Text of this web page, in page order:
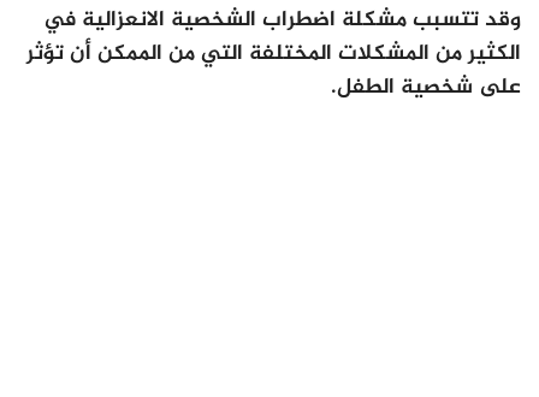
وقد تتسبب مشكلة اضطراب الشخصية الانعزالية في
الكثير من المشكلات المختلفة التي من الممكن أن تؤثر
على شخصية الطفل.